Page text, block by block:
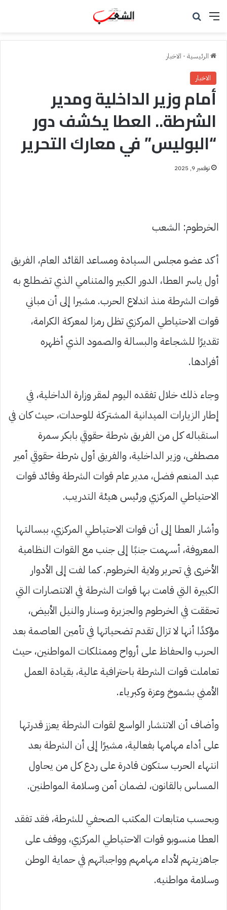
القائمة
الرئيسية - الاخبار
الاخبار
أمام وزير الداخلية ومدير
الشرطة.. العطا يكشف دور
“البوليس” في معارك التحرير
نوفمبر 9, 2025
الخرطوم: الشعب
أكد عضو مجلس السيادة ومساعد القائد العام، الفريق
أول ياسر العطا، الدور الكبير والمتنامي الذي تضطلع به
قوات الشرطة منذ اندلاع الحرب. مشيرا إلى أن مباني
قوات الاحتياطي المركزي تظل رمزا لمعركة الكرامة،
تقديرًا للشجاعة والبسالة والصمود الذي أظهره
أفرادها.
وجاء ذلك خلال تفقده اليوم لمقر وزارة الداخلية، في
إطار الزيارات الميدانية المشتركة للوحدات، حيث كان في
استقباله كل من الفريق شرطة حقوقي بابكر سمرة
مصطفى، وزير الداخلية، والفريق أول شرطة حقوقي أمير
عبد المنعم فضل، مدير عام قوات الشرطة وقائد قوات
الاحتياطي المركزي ورئيس هيئة التدريب.
وأشار العطا إلى أن قوات الاحتياطي المركزي، ببسالتها
المعروفة، أسهمت جنبًا إلى جنب مع القوات النظامية
الأخرى في تحرير ولاية الخرطوم. كما لفت إلى الأدوار
الكبيرة التي قامت بها قوات الشرطة في الانتصارات التي
تحققت في الخرطوم والجزيرة وسنار والنيل الأبيض،
مؤكدًا أنها لا تزال تقدم تضحياتها في تأمين العاصمة بعد
الحرب والحفاظ على أرواح وممتلكات المواطنين، حيث
تعاملت قوات الشرطة باحترافية عالية، بقيادة العمل
الأمني بشموخ وعزة وكبرياء.
وأضاف أن الانتشار الواسع لقوات الشرطة يعزز قدرتها
على أداء مهامها بفعالية، مشيرًا إلى أن الشرطة بعد
انتهاء الحرب ستكون قادرة على ردع كل من يحاول
المساس بالقانون، لضمان أمن وسلامة المواطنين.
وبحسب متابعات المكتب الصحفي للشرطة، فقد تفقد
العطا منسوبو قوات الاحتياطي المركزي، ووقف على
جاهزيتهم لأداء مهامهم وواجباتهم في حماية الوطن
وسلامة مواطنيه.